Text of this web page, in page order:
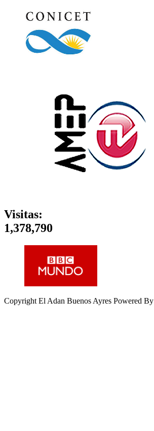
Visitas:
1,378,790
Copyright El Adan Buenos Ayres Powered By